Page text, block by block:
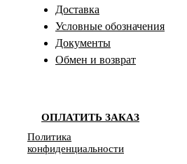
Доставка
Условные обозначения
Документы
Обмен и возврат
ОПЛАТИТЬ ЗАКАЗ
Политика
конфиденциальности